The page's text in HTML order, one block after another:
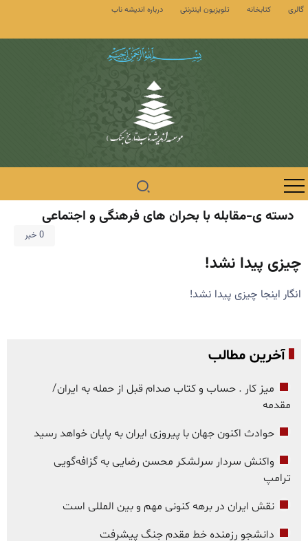
گالری کتابخانه تلویزیون اینترنتی درباره اندیشه ناب
دسته ی-مقابله با بحران های فرهنگی و اجتماعی
0 خبر
چیزی پیدا نشد!
انگار اینجا چیزی پیدا نشد!
آخرین مطالب
میز کار . حساب و کتاب صدام قبل از حمله به ایران/
مقدمه
حوادث اکنون جهان با پیروزی ایران به پایان خواهد رسید
واکنش سردار سرلشکر محسن رضایی به گزافه‌گویی
ترامپ
نقش ایران در برهه کنونی مهم و بین المللی است
دانشجو رزمنده خط مقدم جنگ پیشرفت